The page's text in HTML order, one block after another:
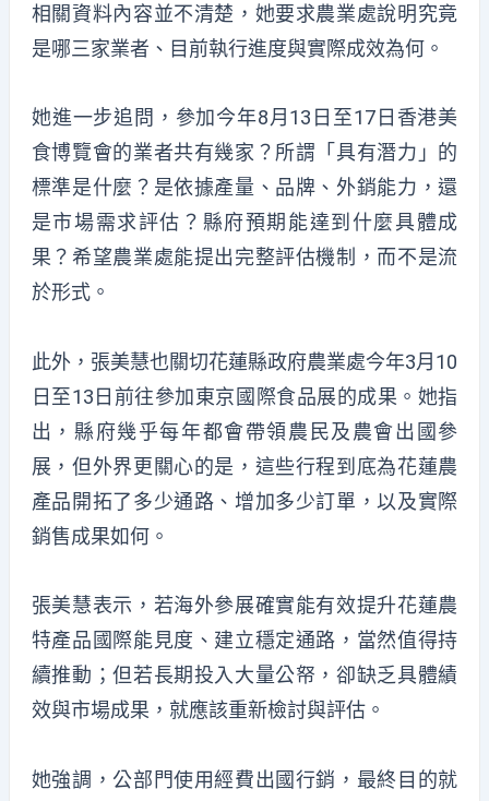
相關資料內容並不清楚，她要求農業處說明究竟
是哪三家業者、目前執行進度與實際成效為何。
她進一步追問，參加今年8月13日至17日香港美
食博覽會的業者共有幾家？所謂「具有潛力」的
標準是什麼？是依據產量、品牌、外銷能力，還
是市場需求評估？縣府預期能達到什麼具體成
果？希望農業處能提出完整評估機制，而不是流
於形式。
此外，張美慧也關切花蓮縣政府農業處今年3月10
日至13日前往參加東京國際食品展的成果。她指
出，縣府幾乎每年都會帶領農民及農會出國參
展，但外界更關心的是，這些行程到底為花蓮農
產品開拓了多少通路、增加多少訂單，以及實際
銷售成果如何。
張美慧表示，若海外參展確實能有效提升花蓮農
特產品國際能見度、建立穩定通路，當然值得持
續推動；但若長期投入大量公帑，卻缺乏具體績
效與市場成果，就應該重新檢討與評估。
她強調，公部門使用經費出國行銷，最終目的就